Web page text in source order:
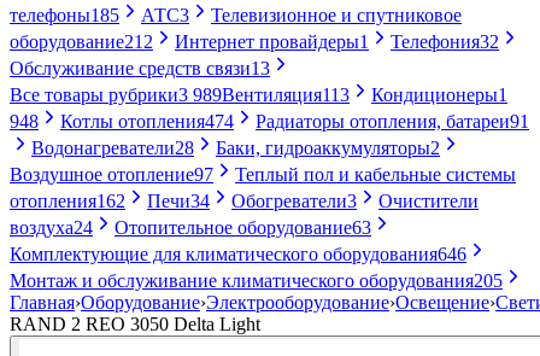
телефоны185 АТС3
Телевизионное и спутниковое
оборудование212 Интернет провайдеры1 Телефония32
Обслуживание средств связи13
Все товары рубрики3 989Вентиляция113 Кондиционеры1
948
Котлы отопления474 Радиаторы отопления, батареи91
Водонагреватели28 Баки, гидроаккумуляторы2
Воздушное отопление97
Теплый пол и кабельные системы
отопления162 Печи34 Обогреватели3
Очистители
воздуха24 Отопительное оборудование63
Комплектующие для климатического оборудования646
Монтаж и обслуживание климатического оборудования205
Главная›Оборудование›Электрооборудование›Освещение›
RAND 2 REO 3050 Delta Light